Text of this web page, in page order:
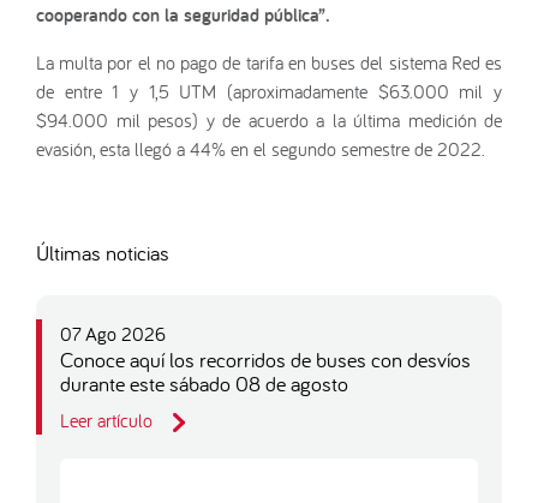
cooperando con la seguridad pública”.
La multa por el no pago de tarifa en buses del sistema Red es
de entre 1 y 1,5 UTM (aproximadamente $63.000 mil y
$94.000 mil pesos) y de acuerdo a la última medición de
evasión, esta llegó a 44% en el segundo semestre de 2022.
Últimas noticias
07 Ago 2026
Conoce aquí los recorridos de buses con desvíos
durante este sábado 08 de agosto
Leer artículo